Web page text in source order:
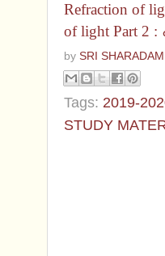
Refraction of
of light Part
by SRI
Tags: 2019-
STUDY